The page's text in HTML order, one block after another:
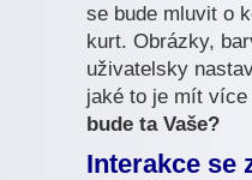
se bude mluvit o
kurt. Obrázky,
uživatelsky
jaké to je mít
bude ta Vaše?
Interakce se